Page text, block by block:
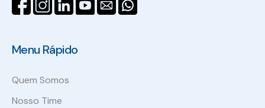
Menu Rápido
Quem Somos
Nosso Time